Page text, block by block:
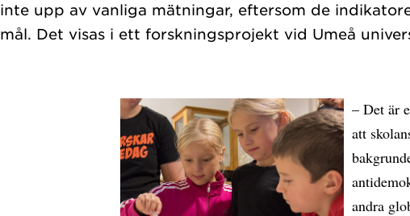
inte upp av vanliga mätningar, eftersom de
– Det är
att
andra